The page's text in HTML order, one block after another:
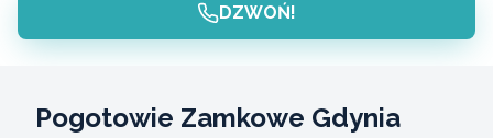
DZWOŃ!
Pogotowie Zamkowe Gdynia